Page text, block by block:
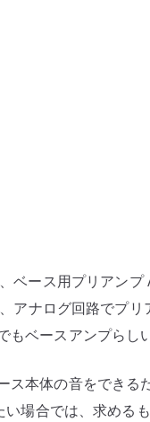
ベース用プリアンプ
アナログ回路でプ
ベースアンプらし
ス本体の音をでき
場合では、求める